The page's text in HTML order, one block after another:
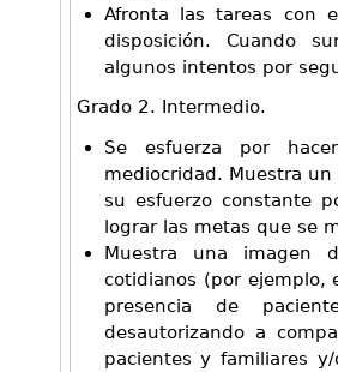
Afronta las tareas con
disposición. Cuando
algunos intentos por
Grado 2. Intermedio.
Se esfuerza por
mediocridad. Muestra
su esfuerzo constante
lograr las metas que se
Muestra una imagen
cotidianos (por ejemplo,
presencia de
desautorizando a
pacientes y familiares